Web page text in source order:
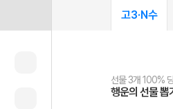
고3·N수
선물 3개 100%
행운의 선물 뽑
선물 100% 증정!
메가스터디 X 올
여름방학 스터디
메가런 썸머스
2027 러셀 단과
강사 공개선발
스마트러닝앱
설문 EVENT
메가패스
3일 무료 체험
메가패스 수강생
메가클럽 멤버
사회공헌 캠페인
희망이룸 메가나